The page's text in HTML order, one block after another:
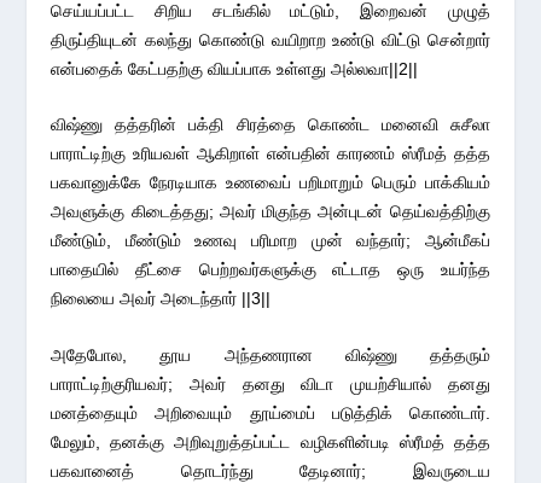
செய்யப்பட்ட சிறிய சடங்கில் மட்டும், இறைவன் முழுத்
திருப்தியுடன் கலந்து கொண்டு வயிறாற உண்டு விட்டு சென்றார்
என்பதைக் கேட்பதற்கு வியப்பாக உள்ளது அல்லவா||2||
விஷ்ணு தத்தரின் பக்தி சிரத்தை கொண்ட மனைவி சுசீலா
பாராட்டிற்கு உரியவள் ஆகிறாள் என்பதின் காரணம் ஸ்ரீமத் தத்த
பகவானுக்கே நேரடியாக உணவைப் பறிமாறும் பெரும் பாக்கியம்
அவளுக்கு கிடைத்தது; அவர் மிகுந்த அன்புடன் தெய்வத்திற்கு
மீண்டும், மீண்டும் உணவு பரிமாற முன் வந்தார்; ஆன்மீகப்
பாதையில் தீட்சை பெற்றவர்களுக்கு எட்டாத ஒரு உயர்ந்த
நிலையை அவர் அடைந்தார் ||3||
அதேபோல, தூய அந்தணரான விஷ்ணு தத்தரும்
பாராட்டிற்குரியவர்; அவர் தனது விடா முயற்சியால் தனது
மனத்தையும் அறிவையும் தூய்மைப் படுத்திக் கொண்டார்.
மேலும், தனக்கு அறிவுறுத்தப்பட்ட வழிகளின்படி ஸ்ரீமத் தத்த
பகவானைத் தொடர்ந்து தேடினார்; இவருடைய